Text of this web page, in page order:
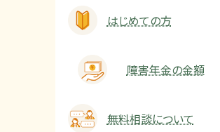
はじめての方
障害年金の金額
無料相談について